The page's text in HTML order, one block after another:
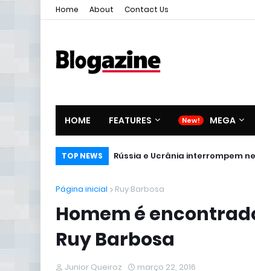
Home About Contact Us
HOME FEATURES MEGA
TOP NEWS Rússia e Ucrânia interrompem
Página inicial Ruy Barbosa
Homem é
Ruy Barbosa
Junior Queiroz março 22, 2016